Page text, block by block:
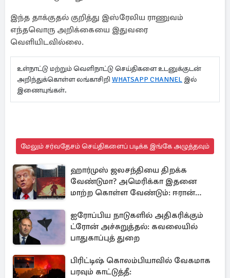
இந்த தாக்குதல் குறித்து இஸ்ரேலிய ராணுவம்
எந்தவொரு அறிக்கையை இதுவரை
வெளியிடவில்லை.
உள்நாட்டு மற்றும் வெளிநாட்டு செய்திகளை உடனுக்குடன்
அறிந்துக்கொள்ள லங்காசிறி WHATSAPP CHANNEL இல்
இணையுங்கள்.
மேலும் சர்வதேசம் செய்திகளைப் படிக்க இங்கே அழுத்தவும்
ஹார்முஸ் ஜலசந்தியை திறக்க
வேண்டுமா? அமெரிக்கா இதனை
மாற்ற கொள்ள வேண்டும்: ஈரான்
ஐரோப்பிய நாடுகளில் அதிகரிக்கும்
ட்ரோன் அச்சுறுத்தல்: கவலையில்
பாதுகாப்புத் துறை
பிரிட்டிஷ் கொலம்பியாவில் வேகமாக
பரவும் காட்டுத்தீ: